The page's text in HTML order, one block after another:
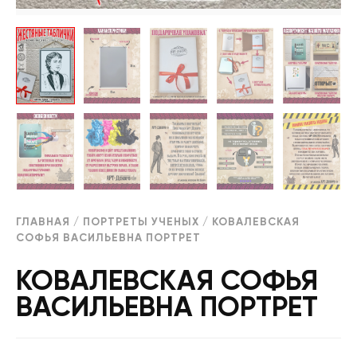
ГЛАВНАЯ / ПОРТРЕТЫ УЧЕНЫХ / КОВАЛЕВСКАЯ
СОФЬЯ ВАСИЛЬЕВНА ПОРТРЕТ
КОВАЛЕВСКАЯ СОФЬЯ
ВАСИЛЬЕВНА ПОРТРЕТ